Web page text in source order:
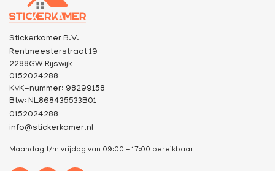
Stickerkamer B.V.
Rentmeesterstraat 19
2288GW Rijswijk
0152024288
KvK-nummer: 98299158
Btw: NL868435533B01
0152024288
info@stickerkamer.nl
Maandag t/m vrijdag van 09:00 - 17:00 bereikbaar